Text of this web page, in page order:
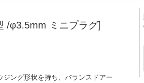
店舗情報・店舗一覧
/φ3.5mm ミニプラグ]
ング形状を持ち、バランスドアー